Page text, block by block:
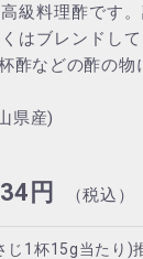
級料理酢です
はブレンドし
酢などの酢の物
県産)
円 （税込）
じ1杯15g当たり)